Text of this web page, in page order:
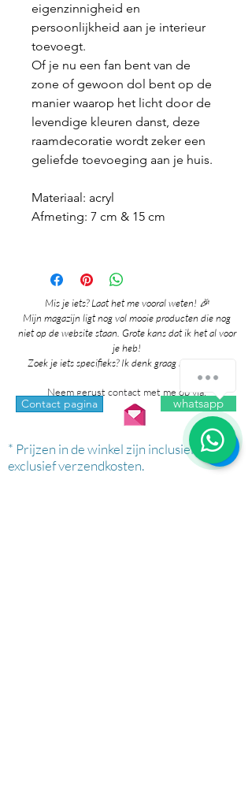
eigenzinnigheid en
persoonlijkheid aan je interieur
toevoegt.
Of je nu een fan bent van de
zone of gewoon dol bent op de
manier waarop het licht door de
levendige kleuren danst, deze
raamdecoratie wordt zeker een
geliefde toevoeging aan je huis.
Materiaal: acryl
Afmeting: 7 cm & 15 cm
Mis je iets? Laat het me vooral weten! 🎉
Mijn magazijn ligt nog vol mooie producten die nog
niet op de website staan. Grote kans dat ik het al voor
je heb!
Zoek je iets specifieks? Ik denk graag met je mee!
Neem gerust contact met me op via:
Contact pagina whatsapp
* Prijzen in de winkel zijn inclusief btw en
exclusief verzendkosten.
Hoe kan ik je helpen?
1